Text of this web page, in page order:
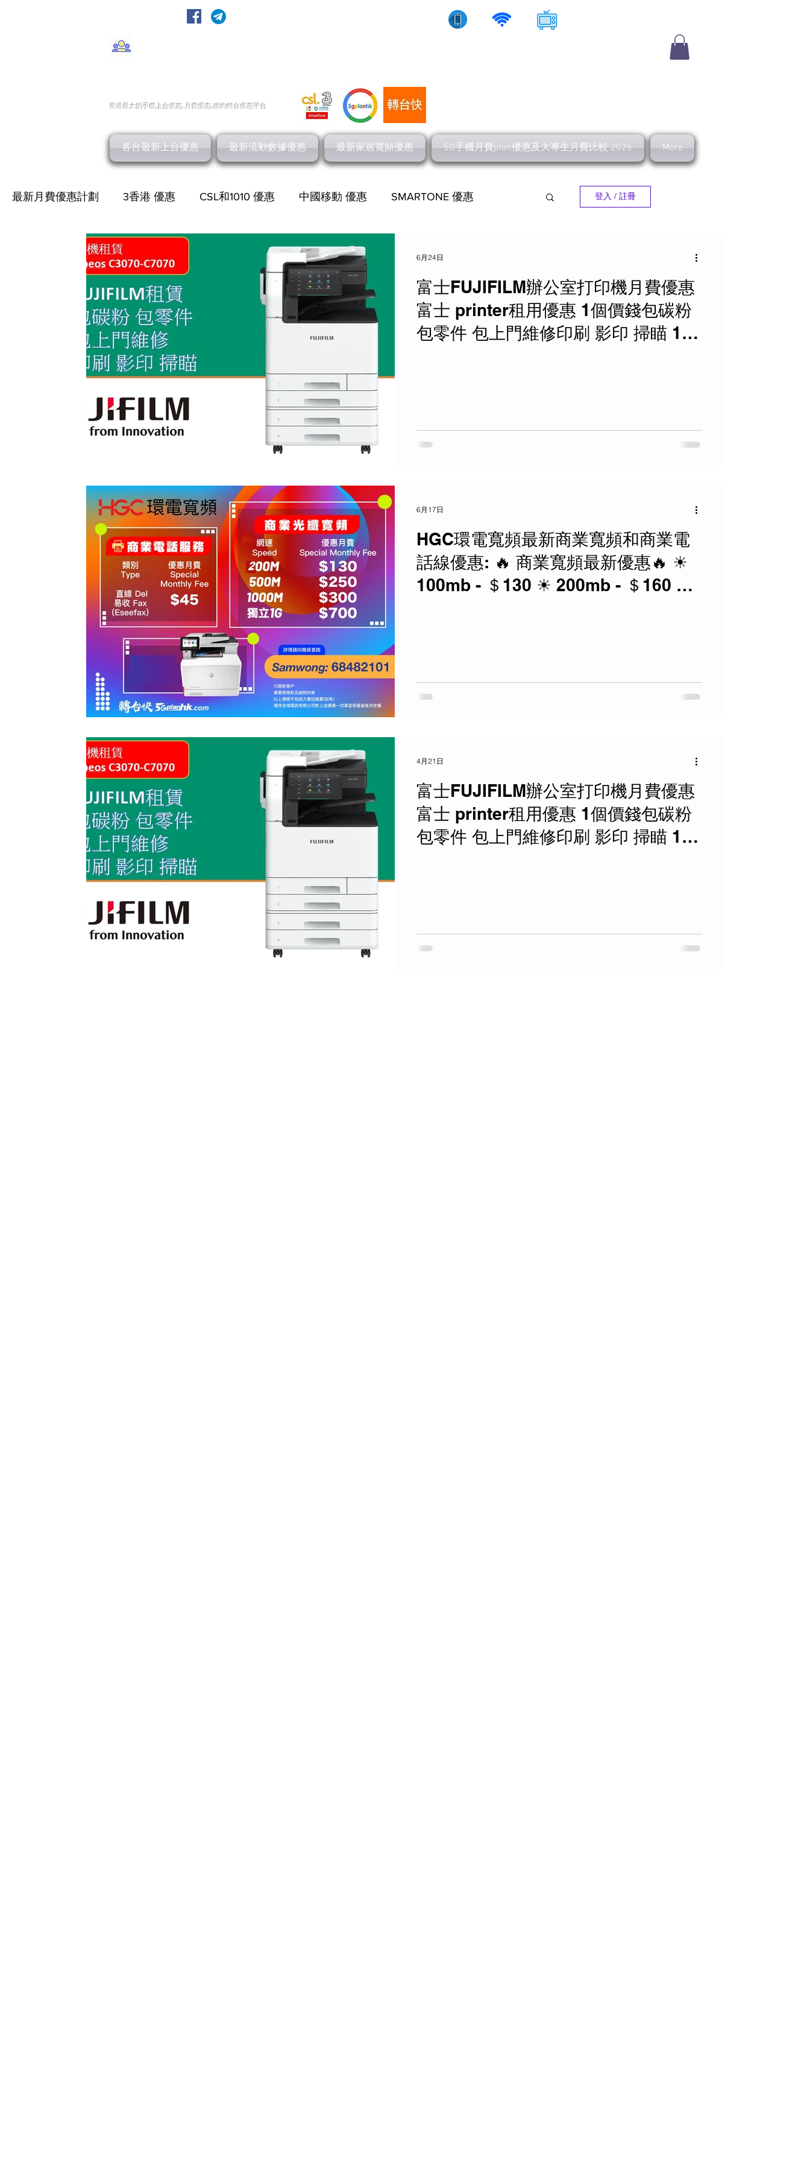
香港最大的手機上台優惠, 月費優惠,續約轉台優惠平台
各台最新上台優惠 最新流動數據優惠 最新家居寬頻優惠 5G手機月費plan優惠及大專生月費比較 2026 More
最新月費優惠計劃 3香港 優惠 CSL和1010 優惠 中國移動 優惠 SMARTONE 優惠
最新家居寬頻 優惠 HGC 環電寬頻優惠 網上行 寬頻優惠
NOW 優惠 中國電信 優惠 PCCW 寬頻優惠
有線寬頻 i-CABLE 家居寬頻優惠 商業寬頻 優恵
HGC 環電 商業寬頻 電話線優惠
HKT PCCW 商業寬頻 電話線優惠 辦公室打印機 優惠 商鋪智能收款機
登入 / 註冊
富士FUJIFILM辦公室打印機月費優惠
富士 printer租用優惠 1個價錢包碳粉
包零件 包上門維修印刷 影印 掃瞄 1
6月24日
HGC環電寬頻最新商業寬頻和商業電
話線優惠: 🔥 商業寬頻最新優惠🔥 ☀
100mb - ＄130 ☀ 200mb - ＄160 ☀
6月17日
富士FUJIFILM辦公室打印機月費優惠
富士 printer租用優惠 1個價錢包碳粉
包零件 包上門維修印刷 影印 掃瞄 1
4月21日